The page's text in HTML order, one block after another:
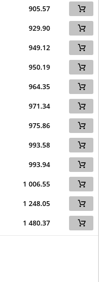
905.57
929.90
949.12
950.19
964.35
971.34
975.86
993.58
993.94
1 006.55
1 248.05
1 480.37